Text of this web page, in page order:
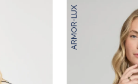
ARMOR-LUX